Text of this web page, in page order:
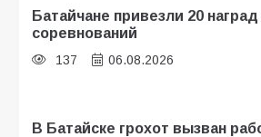
Батайчане привезли 20
соревнований
137 06.08.2026
В Батайске грохот вызван